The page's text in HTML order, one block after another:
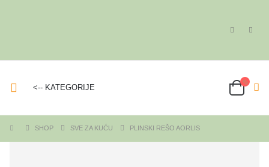
<-- KATEGORIJE
SHOP SVE ZA KUĆU PLINSKI REŠO AORLIS